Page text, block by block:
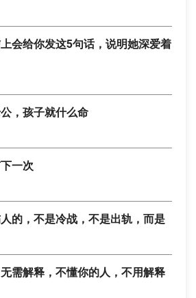
会给你发这5句话，说明她深爱着
，孩子就什么命
一次
的，不是冷战，不是出轨，而是
需解释，不懂你的人，不用解释